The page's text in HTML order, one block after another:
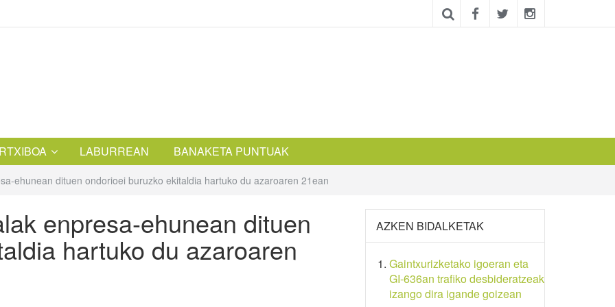
LABURREAN BANAKETA PUNTUAK
ehunean dituen ondorioei buruzko ekitaldia hartuko du azaroaren 21ean
enpresa-ehunean dituen
hartuko du azaroaren
AZKEN BIDALKETAK
Gaintxurizketako igoeran eta
GI-636an trafiko desbideratzeak
izango dira igande goizean